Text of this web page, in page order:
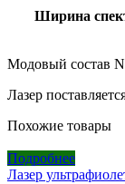
Ширина
Модовый состав
Лазер
Похожие товары
Подробнее
Лазер